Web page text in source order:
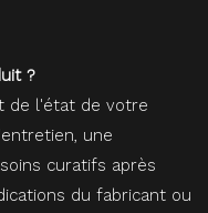
?
de l'état de votre
une
curatifs après
du fabricant ou